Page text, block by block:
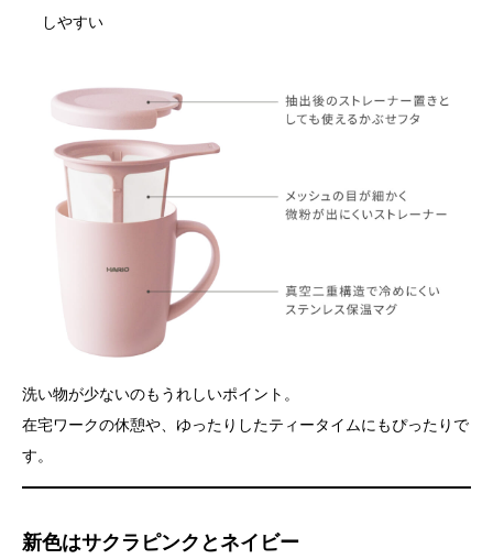
しやすい
洗い物が少ないのもうれしいポイント。
在宅ワークの休憩や、ゆったりしたティータイムにもぴったりで
す。
新色はサクラピンクとネイビー